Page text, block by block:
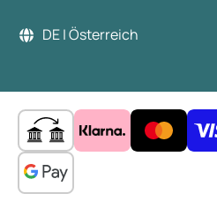
DE | Österreich